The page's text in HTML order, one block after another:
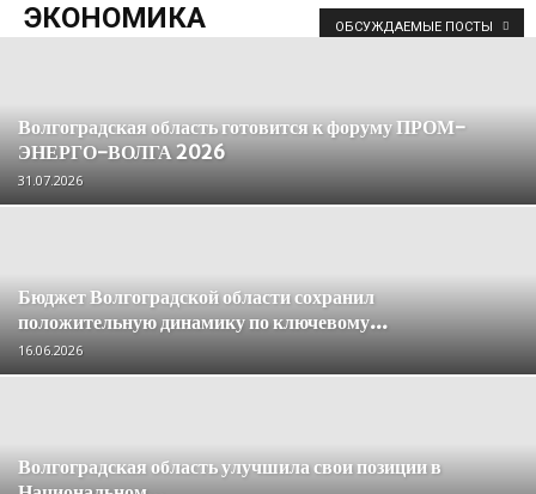
ЭКОНОМИКА ОБСУЖДАЕМЫЕ ПОСТЫ
Волгоградская область готовится к форуму ПРОМ-
ЭНЕРГО-ВОЛГА 2026
31.07.2026
Бюджет Волгоградской области сохранил
положительную динамику по ключевому...
16.06.2026
Волгоградская область улучшила свои позиции в